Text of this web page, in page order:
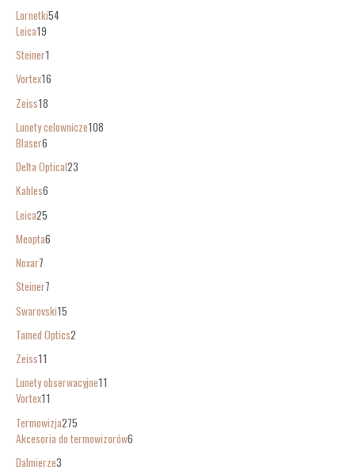
Lornetki54
Leica19
Steiner1
Vortex16
Zeiss18
Lunety celownicze108
Blaser6
Delta Optical23
Kahles6
Leica25
Meopta6
Noxar7
Steiner7
Swarovski15
Tamed Optics2
Zeiss11
Lunety obserwacyjne11
Vortex11
Termowizja275
Akcesoria do termowizorów6
Dalmierze3